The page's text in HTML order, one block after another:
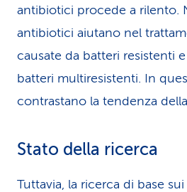
antibiotici procede a rilento.
antibiotici aiutano nel
causate da batteri resistenti
batteri multiresistenti. In
contrastano la tendenza
Stato della ricerca
Tuttavia, la ricerca di base